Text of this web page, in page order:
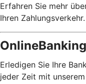
Erfahren Sie mehr
Ihren Zahlungsverkehr.
Erledigen Sie Ihre
jeder Zeit mit